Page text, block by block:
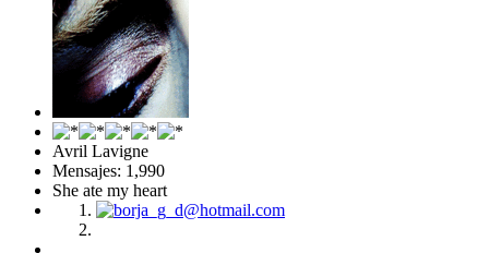
Avril Lavigne
Mensajes: 1,990
She ate my heart